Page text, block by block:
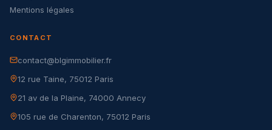
Mentions légales
CONTACT
contact@blgimmobilier.fr
12 rue Taine, 75012 Paris
21 av de la Plaine, 74000 Annecy
105 rue de Charenton, 75012 Paris